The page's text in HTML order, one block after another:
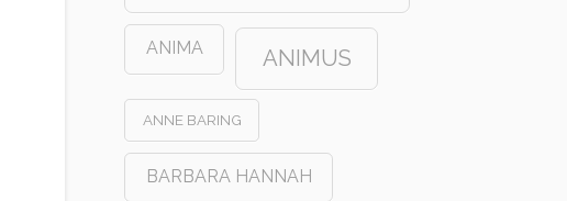
ANIMA ANIMUS
ANNE BARING
BARBARA HANNAH